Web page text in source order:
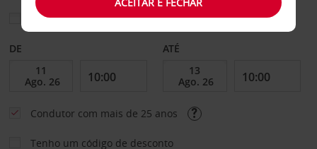
Escolher uma estação de devolução diferente
DE ATÉ
Condutor com mais de 25 anos
Tenho um código de desconto